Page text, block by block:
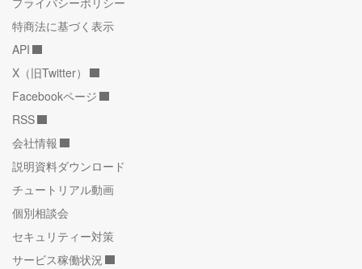
特商法に基づく表示
API
X（旧Twitter）
Facebookページ
RSS
会社情報
説明資料ダウンロード
チュートリアル動画
個別相談会
セキュリティー対策
サービス稼働状況